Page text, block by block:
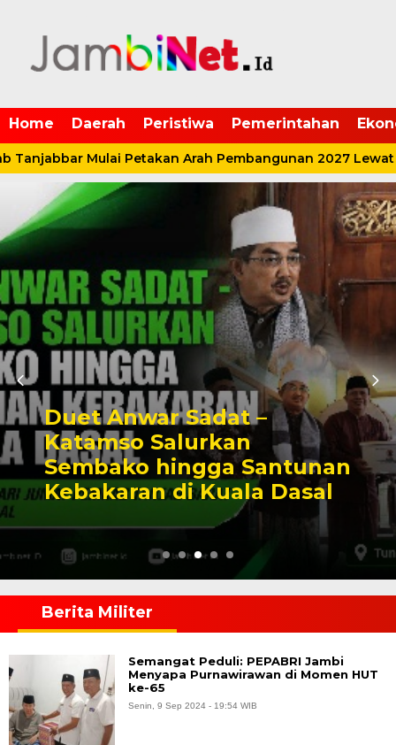
Home Daerah Peristiwa Pemerintahan
Mulai Petakan Arah Pembangunan 2027 Lewat
Duet Anwar Sadat –
Katamso Salurkan
Sembako hingga Santunan
Kebakaran di Kuala Dasal
Berita Militer
Semangat Peduli: PEPABRI Jambi
Menyapa Purnawirawan di Momen HUT
ke-65
Senin, 9 Sep 2024 - 19:54 WIB